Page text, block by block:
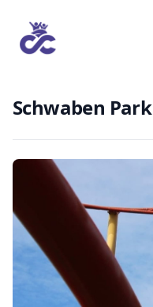
Schwaben Park